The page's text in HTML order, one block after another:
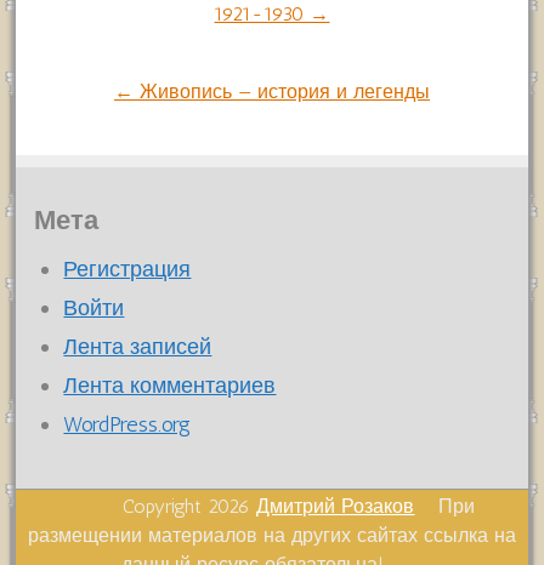
Навигация1921-1930 →
← Живопись — история и легенды
Мета
Регистрация
Войти
Лента записей
Лента комментариев
WordPress.org
Copyright 2026Дмитрий Розаков При
размещении материалов на других сайтах ссылка на